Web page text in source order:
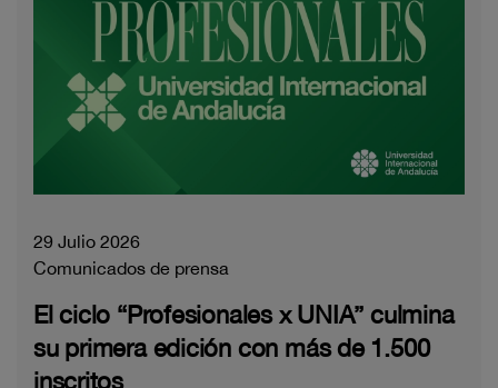
29 Julio 2026
Comunicados de prensa
El ciclo “Profesionales x UNIA” culmina
su primera edición con más de 1.500
inscritos